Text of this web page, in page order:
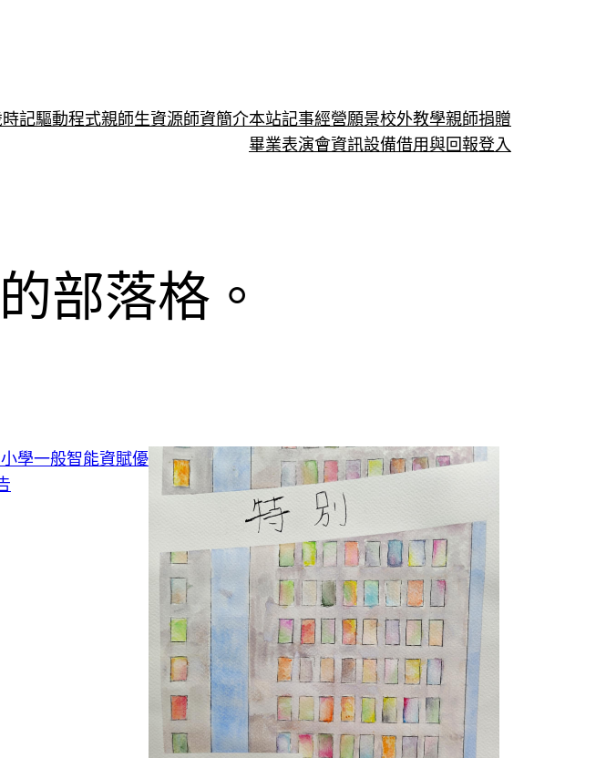
記驅動程式親師生資源師資簡介本站記事經營願景校外教學親師捐贈
畢業表演會資訊設備借用與回報登入
部落格。